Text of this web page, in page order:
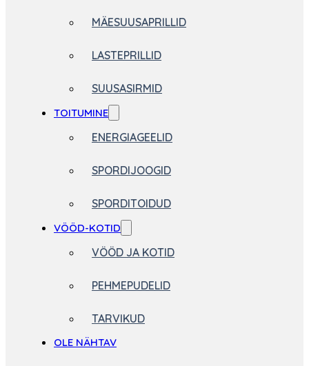
MÄESUUSAPRILLID
LASTEPRILLID
SUUSASIRMID
TOITUMINE
ENERGIAGEELID
SPORDIJOOGID
SPORDITOIDUD
VÖÖD-KOTID
VÖÖD JA KOTID
PEHMEPUDELID
TARVIKUD
OLE NÄHTAV